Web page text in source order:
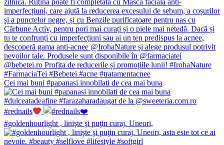
Cei mai buni #papanasi innobilati de cea mai buna
#rednails
#goldenhourlight , linişte şi puţin curaj. Uneori,